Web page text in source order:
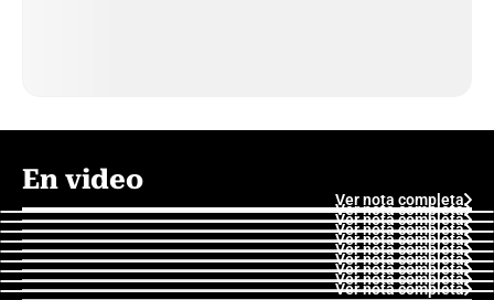
En video
Ver nota completa
Ver nota completa
Ver nota completa
Ver nota completa
Ver nota completa
Ver nota completa
Ver nota completa
Ver nota completa
Ver nota completa
Ver nota completa